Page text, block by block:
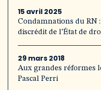
15 avril 2025
Condamnations du RN
discrédit de l’État de
29 mars 2018
Aux grandes réformes
Pascal Perri